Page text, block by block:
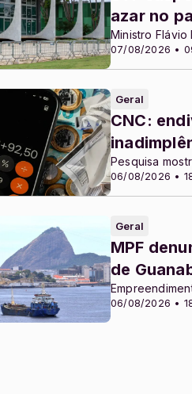
07/08/2026 •
azar no
Ministro Flávio
Geral
06/08/2026 •
CNC:
Pesquisa
Geral
06/08/2026 •
MPF
de